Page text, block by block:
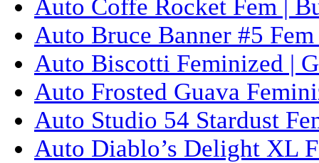
Auto Coffe Rocket Fem |
Auto Bruce Banner #5
Auto Biscotti Feminized |
Auto Frosted Guava
Auto Studio 54 Stardust
Auto Diablo’s Delight XL